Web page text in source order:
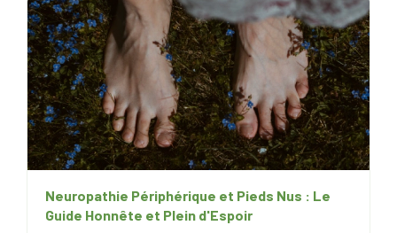
Neuropathie Périphérique et Pieds Nus : Le
Guide Honnête et Plein d'Espoir